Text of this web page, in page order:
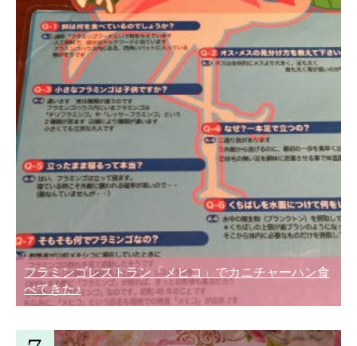
フラミンゴレストラン「メヒコ」でカニチャーハン食
べてきた♪